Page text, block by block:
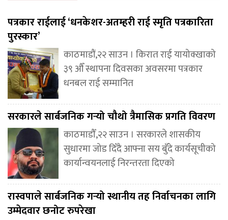
पत्रकार राईलाई ‘धनकेशर-अतम्हरी राई स्मृति पत्रकारिता
पुरस्कार’
काठमाडौं,२२ साउन । किरात राई यायोक्खाको
३९ औँ स्थापना दिवसका अवसरमा पत्रकार
धनबल राई सम्मानित
सरकारले सार्बजनिक गर्‍यो चौथो त्रैमासिक प्रगति विवरण
काठमाडौँ,२२ साउन । सरकारले शासकीय
सुधारमा जोड दिँदै आफ्ना सय बुँदे कार्यसूचीको
कार्यान्वयनलाई निरन्तरता दिएको
रास्वपाले सार्बजनिक गर्‍यो स्थानीय तह निर्वाचनका लागि
उम्मेदवार छनोट रुपरेखा